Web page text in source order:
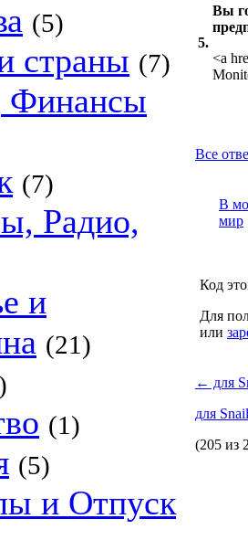
(5)
страны (7)
Финансы
(7)
Радио,
и
(21)
(1)
(5)
и Отпуск
5.
Вы
<a
Все
В
мир
Код
Для
или
← для
для
(205 из